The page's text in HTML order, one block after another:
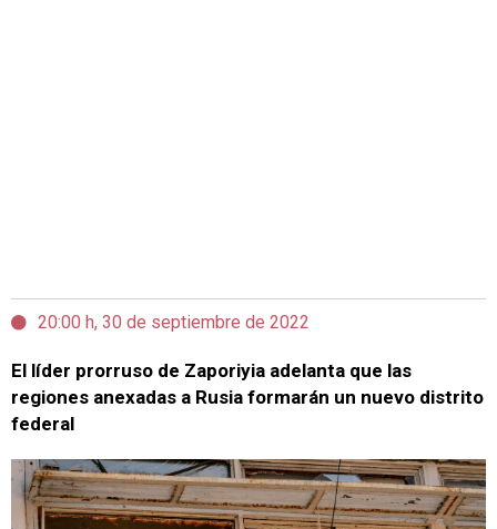
20:00 h, 30 de septiembre de 2022
El líder prorruso de Zaporiyia adelanta que las
regiones anexadas a Rusia formarán un nuevo distrito
federal